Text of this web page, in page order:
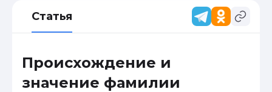
Статья
Происхождение и
значение фамилии